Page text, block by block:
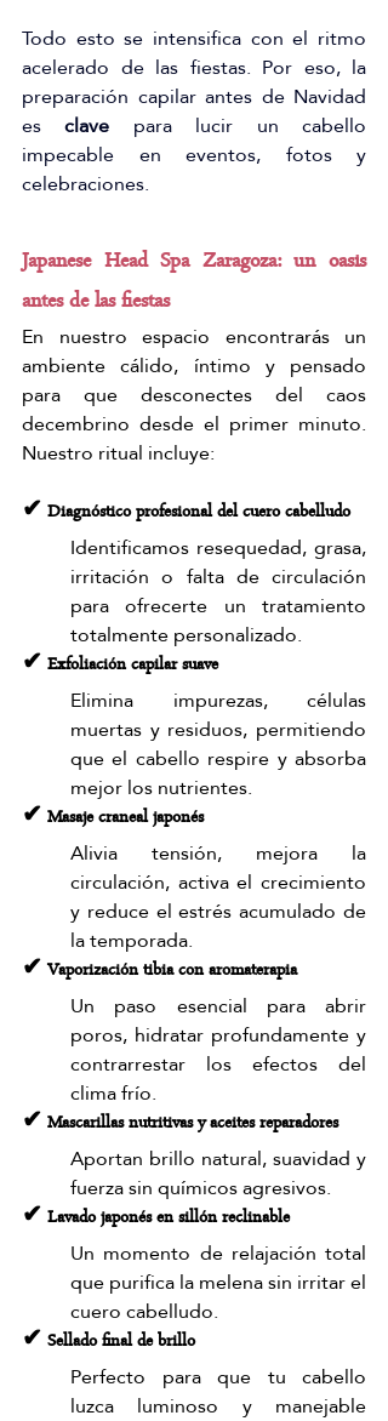
Todo esto se intensifica con el ritmo
acelerado de las fiestas. Por eso, la
preparación capilar antes de Navidad
es clave para lucir un cabello
impecable en eventos, fotos y
celebraciones.
Japanese Head Spa Zaragoza: un oasis
antes de las fiestas
En nuestro espacio encontrarás un
ambiente cálido, íntimo y pensado
para que desconectes del caos
decembrino desde el primer minuto.
Nuestro ritual incluye:
✔ Diagnóstico profesional del cuero cabelludo
Identificamos resequedad, grasa,
irritación o falta de circulación
para ofrecerte un tratamiento
totalmente personalizado.
✔ Exfoliación capilar suave
Elimina impurezas, células
muertas y residuos, permitiendo
que el cabello respire y absorba
mejor los nutrientes.
✔ Masaje craneal japonés
Alivia tensión, mejora la
circulación, activa el crecimiento
y reduce el estrés acumulado de
la temporada.
✔ Vaporización tibia con aromaterapia
Un paso esencial para abrir
poros, hidratar profundamente y
contrarrestar los efectos del
clima frío.
✔ Mascarillas nutritivas y aceites reparadores
Aportan brillo natural, suavidad y
fuerza sin químicos agresivos.
✔ Lavado japonés en sillón reclinable
Un momento de relajación total
que purifica la melena sin irritar el
cuero cabelludo.
✔ Sellado final de brillo
Perfecto para que tu cabello
luzca luminoso y manejable